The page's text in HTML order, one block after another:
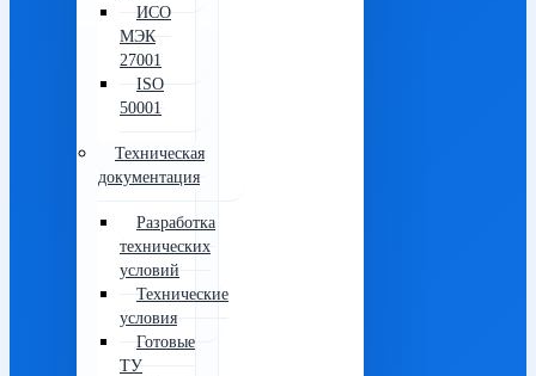
ИСО
МЭК
27001
ISO
50001
Техническая
документация
Разработка
технических
условий
Технические
условия
Готовые
ТУ